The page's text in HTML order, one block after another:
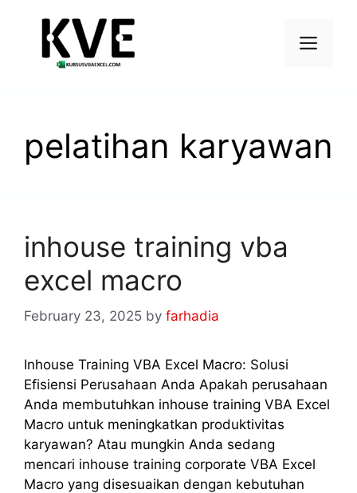
pelatihan karyawan
inhouse training vba
excel macro
February 23, 2025 by farhadia
Inhouse Training VBA Excel Macro: Solusi
Efisiensi Perusahaan Anda Apakah perusahaan
Anda membutuhkan inhouse training VBA Excel
Macro untuk meningkatkan produktivitas
karyawan? Atau mungkin Anda sedang
mencari inhouse training corporate VBA Excel
Macro yang disesuaikan dengan kebutuhan